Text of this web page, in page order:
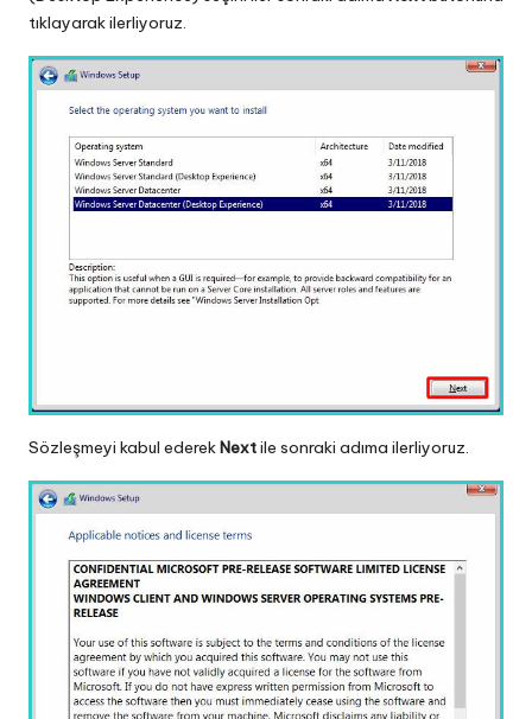
tıklayarak ilerliyoruz.
Sözleşmeyi kabul ederekNextile sonraki adıma ilerliyoruz.